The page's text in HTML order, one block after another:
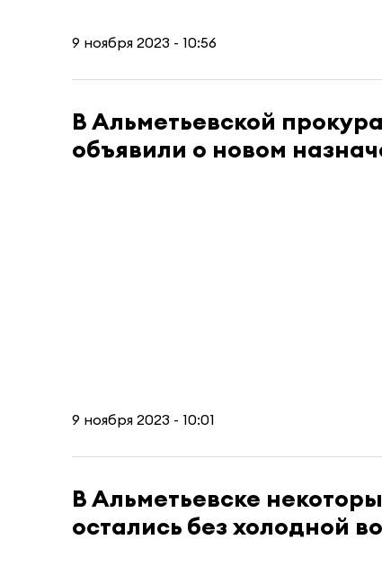
9 ноября 2023 - 10:56
В Альметьевской
объявили о новом
9 ноября 2023 - 10:01
В Альметьевске
остались без холодной